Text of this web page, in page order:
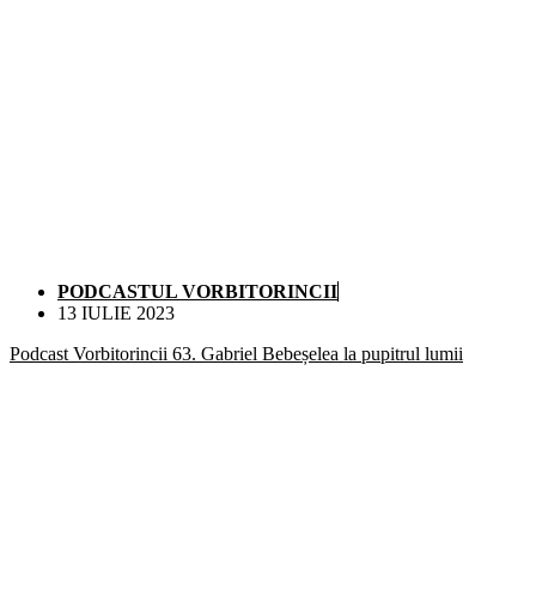
PODCASTUL VORBITORINCII
13 IULIE 2023
Podcast Vorbitorincii 63. Gabriel Bebeșelea la pupitrul lumii